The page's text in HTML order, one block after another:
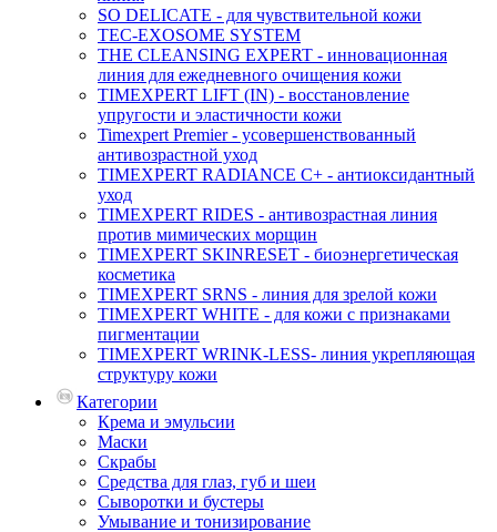
SO DELICATE - для чувствительной кожи
TEC-EXOSOME SYSTEM
THE CLEANSING EXPERT - инновационная
линия для ежедневного очищения кожи
TIMEXPERT LIFT (IN) - восстановление
упругости и эластичности кожи
Timexpert Premier - усовершенствованный
антивозрастной уход
TIMEXPERT RADIANCE С+ - антиоксидантный
уход
TIMEXPERT RIDES - антивозрастная линия
против мимических морщин
TIMEXPERT SKINRESET - биoэнергетическая
косметика
TIMEXPERT SRNS - линия для зрелой кожи
TIMEXPERT WHITE - для кожи с признаками
пигментации
TIMEXPERT WRINK-LESS- линия укрепляющая
структуру кожи
Категории
Крема и эмульсии
Маски
Скрабы
Средства для глаз, губ и шеи
Сыворотки и бустеры
Умывание и тонизирование